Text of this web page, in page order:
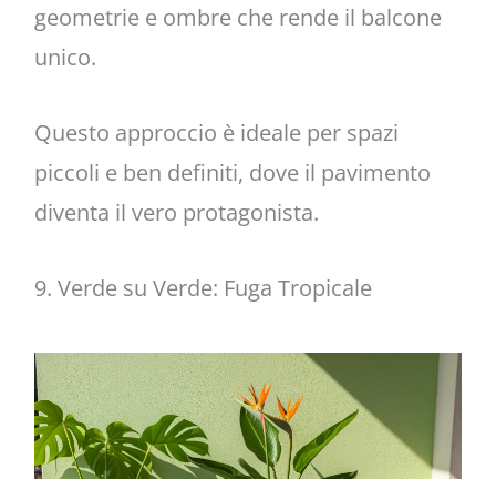
geometrie e ombre che rende il balcone
unico.
Questo approccio è ideale per spazi
piccoli e ben definiti, dove il pavimento
diventa il vero protagonista.
9. Verde su Verde: Fuga Tropicale